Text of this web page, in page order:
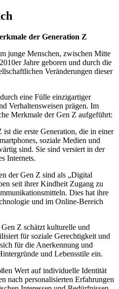
der Generation Z
junge Menschen, zwischen Mitte
Jahre geboren und durch die
Veränderungen dieser
eine Fülle einzigartiger
Verhaltensweisen prägen. Im
Merkmale der Gen Z aufgeführt:
die erste Generation, die in einer
soziale Medien und
sind. Sie sind versiert in der
Internets.
der Gen Z sind als „Digital
seit ihrer Kindheit Zugang zu
Dies hat ihre
und im Online-Bereich
Z schätzt kulturelle und
für soziale Gerechtigkeit und
für die Anerkennung und
und Lebensstile ein.
Wert auf individuelle Identität
nach personalisierten Erfahrungen